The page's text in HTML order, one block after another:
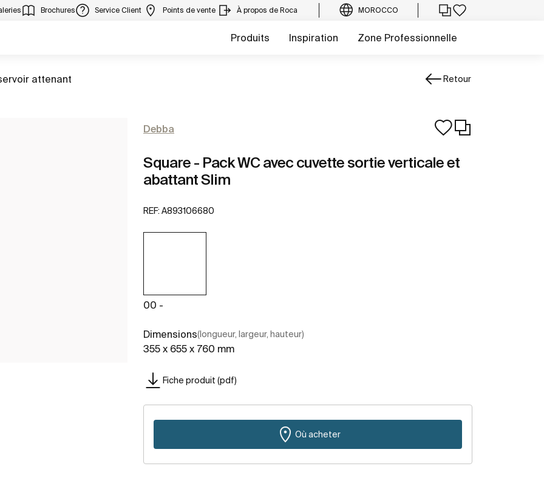
Brochures Service Client Points de vente À propos de Roca MOROCCO
Produits Inspiration Zone Professionnelle
attenant Retour
Debba
Square - Pack WC avec cuvette sortie verticale et
abattant Slim
REF: A893106680
00 -
Dimensions(longueur, largeur, hauteur)
355 x 655 x 760 mm
Fiche produit (pdf)
Où acheter